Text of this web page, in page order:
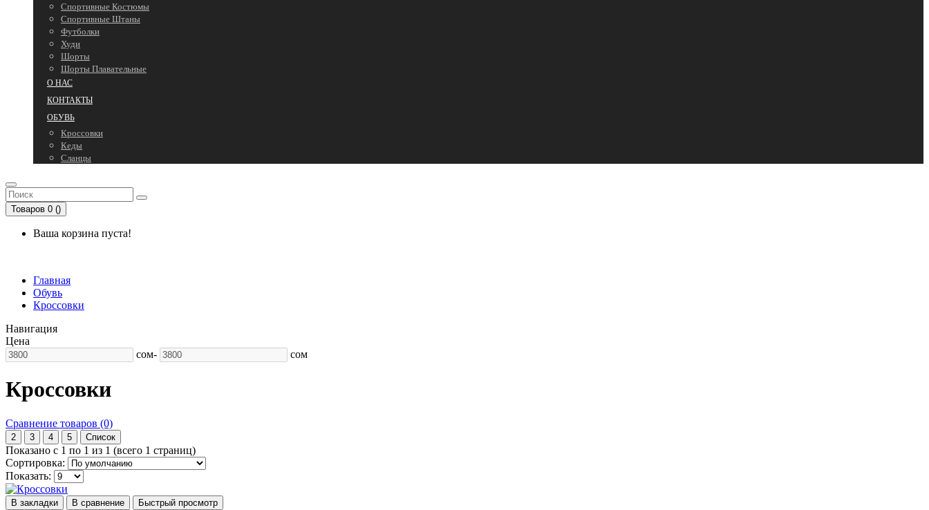
Спортивные Костюмы
Спортивные Штаны
Футболки
Худи
Шорты
Шорты Плавательные
О НАС
КОНТАКТЫ
ОБУВЬ
Кроссовки
Кеды
Сланцы
Товаров 0 ()
Ваша корзина пуста!
Главная
Обувь
Кроссовки
Навигация
Цена
сом- сом
Кроссовки
Сравнение товаров (0)
2 3 4 5 Список
Показано с 1 по 1 из 1 (всего 1 страниц)
Сортировка:
Показать:
В закладки В сравнение Быстрый просмотр